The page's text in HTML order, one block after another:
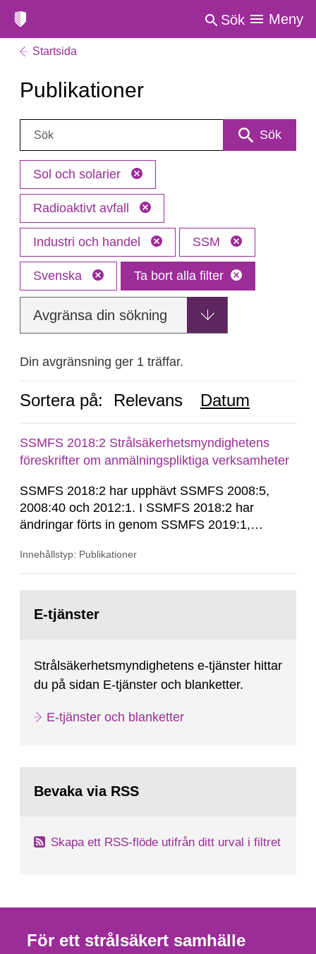
Sök Meny
Startsida
Publikationer
Sök: Sök
Sol och solarier
Radioaktivt avfall
Industri och handel SSM
Svenska Ta bort alla filter
Avgränsa din sökning
Din avgränsning ger 1 träffar.
Sortera på: Relevans Datum
SSMFS 2018:2 Strålsäkerhetsmyndighetens
föreskrifter om anmälningspliktiga verksamheter
SSMFS 2018:2 har upphävt SSMFS 2008:5,
2008:40 och 2012:1. I SSMFS 2018:2 har
ändringar förts in genom SSMFS 2019:1,
Innehållstyp: Publikationer
sida:E-tjänster
Strålsäkerhetsmyndighetens e-tjänster hittar
du på sidan E-tjänster och blanketter.
E-tjänster och blanketter
Bevaka via RSS
Skapa ett RSS-flöde utifrån ditt urval i filtret
För ett strålsäkert samhälle